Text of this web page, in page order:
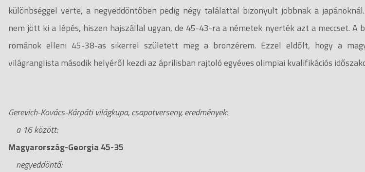
különbséggel verte, a negyeddöntőben pedig négy találattal bizonyult jobbnak a
nem jött ki a lépés, hiszen hajszállal ugyan, de 45-43-ra a németek nyerték azt a meccset. A
románok elleni 45-38-as sikerrel született meg a bronzérem. Ezzel eldőlt, hogy a
világranglista második helyéről kezdi az áprilisban rajtoló egyéves olimpiai kvalifikációs
Gerevich-Kovács-Kárpáti világkupa, csapatverseny, eredmények:
a 16 között:
Magyarország-Georgia 45-35
negyeddöntő: